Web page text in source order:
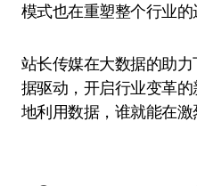
模式也在重塑整个行业的
站长传媒在大数据的助
据驱动，开启行业变革
地利用数据，谁就能在激